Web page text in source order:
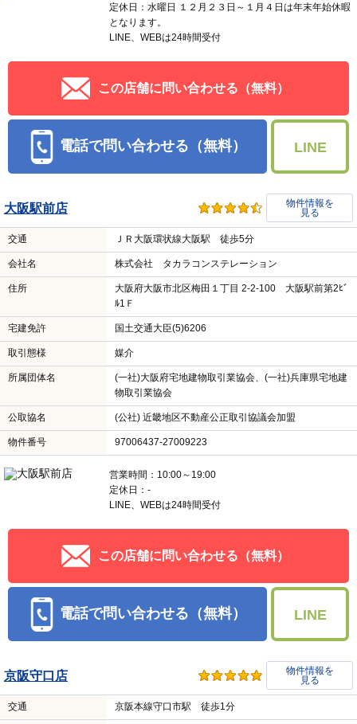
定休日：水曜日 １２月２３日～１月４日は年末年始休暇
となります。
LINE、WEBは24時間受付
この店舗に問い合わせる（無料）
電話で問い合わせる（無料） LINE
大阪駅前店
物件情報を
見る
交通 ＪＲ大阪環状線大阪駅 徒歩5分
会社名 株式会社 タカラコンステレーション
住所
大阪府大阪市北区梅田１丁目 2-2-100 大阪駅前第2ﾋﾞ
ﾙ1Ｆ
宅建免許 国土交通大臣(5)6206
取引態様 媒介
所属団体名
(一社)大阪府宅地建物取引業協会、(一社)兵庫県宅地建
物取引業協会
公取協名 (公社) 近畿地区不動産公正取引協議会加盟
物件番号 97006437-27009223
営業時間：10:00～19:00
定休日：-
LINE、WEBは24時間受付
この店舗に問い合わせる（無料）
電話で問い合わせる（無料） LINE
京阪守口店
物件情報を
見る
交通 京阪本線守口市駅 徒歩1分